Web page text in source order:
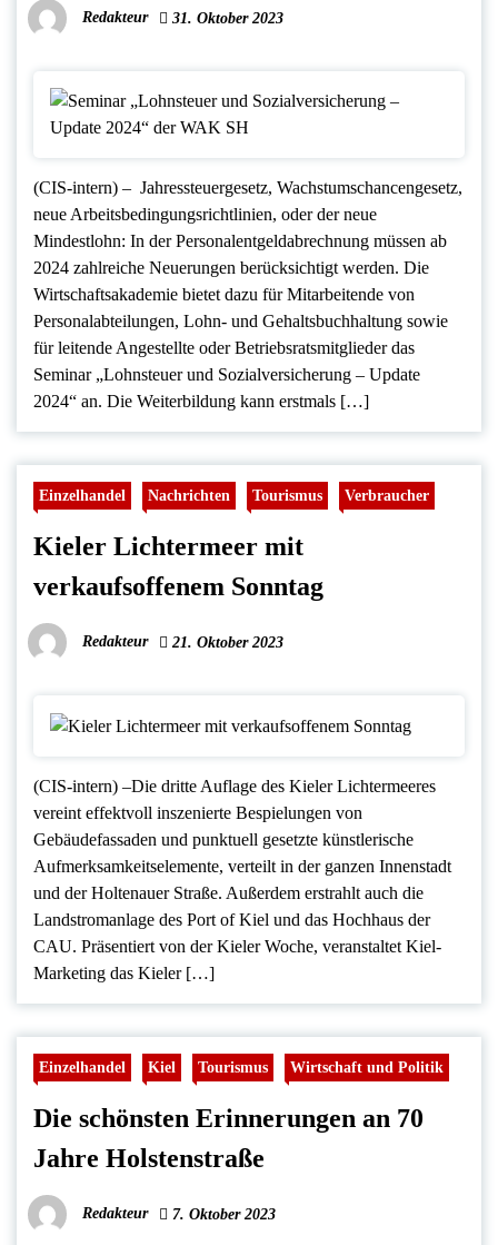
Redakteur 31. Oktober 2023
(CIS-intern) – Jahressteuergesetz, Wachstumschancengesetz,
neue Arbeitsbedingungsrichtlinien, oder der neue
Mindestlohn: In der Personalentgeldabrechnung müssen ab
2024 zahlreiche Neuerungen berücksichtigt werden. Die
Wirtschaftsakademie bietet dazu für Mitarbeitende von
Personalabteilungen, Lohn- und Gehaltsbuchhaltung sowie
für leitende Angestellte oder Betriebsratsmitglieder das
Seminar „Lohnsteuer und Sozialversicherung – Update
2024“ an. Die Weiterbildung kann erstmals […]
Einzelhandel Nachrichten Tourismus Verbraucher
Kieler Lichtermeer mit
verkaufsoffenem Sonntag
Redakteur 21. Oktober 2023
(CIS-intern) –Die dritte Auflage des Kieler Lichtermeeres
vereint effektvoll inszenierte Bespielungen von
Gebäudefassaden und punktuell gesetzte künstlerische
Aufmerksamkeitselemente, verteilt in der ganzen Innenstadt
und der Holtenauer Straße. Außerdem erstrahlt auch die
Landstromanlage des Port of Kiel und das Hochhaus der
CAU. Präsentiert von der Kieler Woche, veranstaltet Kiel-
Marketing das Kieler […]
Einzelhandel Kiel Tourismus Wirtschaft und Politik
Die schönsten Erinnerungen an 70
Jahre Holstenstraße
Redakteur 7. Oktober 2023